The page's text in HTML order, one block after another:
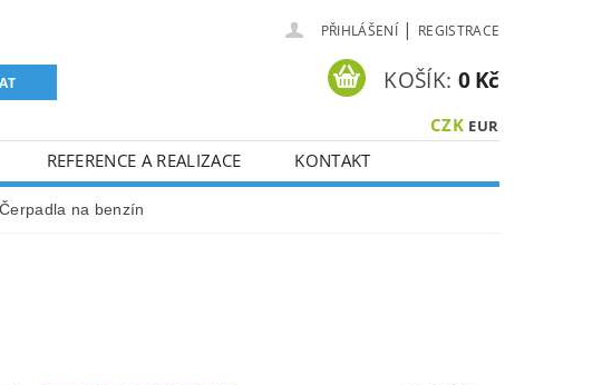
PŘIHLÁŠENÍ | REGISTRACE
CZK EUR
KOŠÍK: 0 Kč
REFERENCE A REALIZACE
KONTAKT
Čerpadla na benzín